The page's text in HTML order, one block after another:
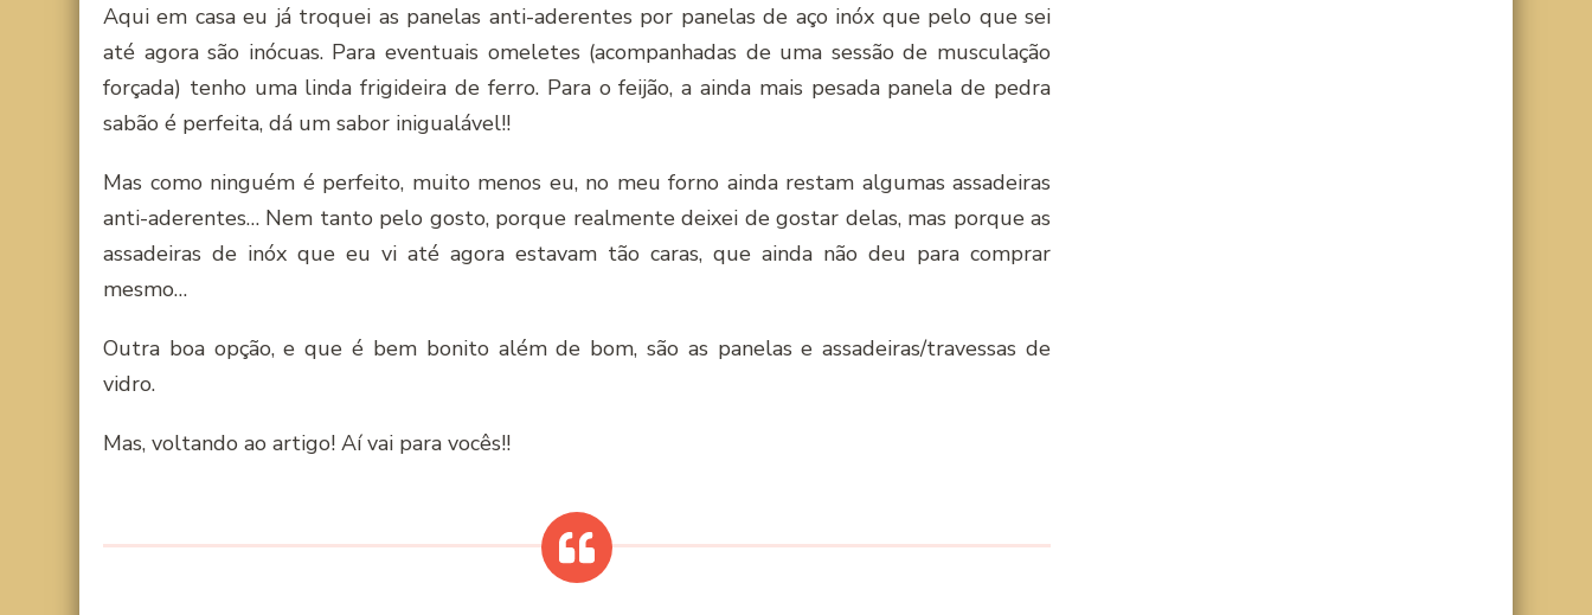
Aqui em casa eu já troquei as panelas anti-aderentes por panelas de aço inóx que pelo que sei
até agora são inócuas. Para eventuais omeletes (acompanhadas de uma sessão de musculação
forçada) tenho uma linda frigideira de ferro. Para o feijão, a ainda mais pesada panela de pedra
sabão é perfeita, dá um sabor inigualável!!
Mas como ninguém é perfeito, muito menos eu, no meu forno ainda restam algumas assadeiras
anti-aderentes… Nem tanto pelo gosto, porque realmente deixei de gostar delas, mas porque as
assadeiras de inóx que eu vi até agora estavam tão caras, que ainda não deu para comprar
mesmo…
Outra boa opção, e que é bem bonito além de bom, são as panelas e assadeiras/travessas de
vidro.
Mas, voltando ao artigo! Aí­ vai para vocês!!